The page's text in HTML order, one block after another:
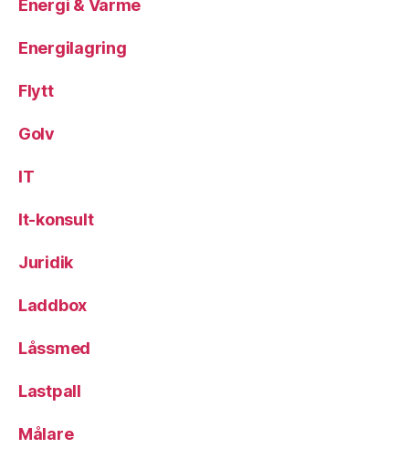
Energi & Värme
Energilagring
Flytt
Golv
IT
It-konsult
Juridik
Laddbox
Låssmed
Lastpall
Målare